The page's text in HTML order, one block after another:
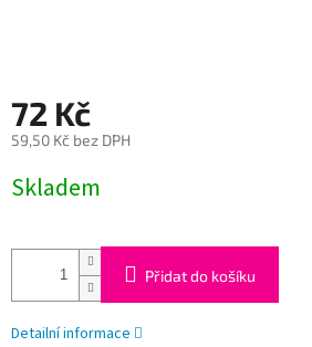
72 Kč
59,50 Kč bez DPH
cena:
Skladem
Přidat do košíku
Detailní informace